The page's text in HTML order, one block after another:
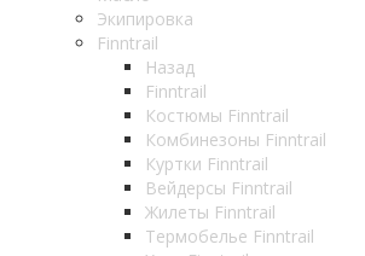
Экипировка
Finntrail
Назад
Finntrail
Костюмы Finntrail
Комбинезоны Finntrail
Куртки Finntrail
Вейдерсы Finntrail
Жилеты Finntrail
Термобелье Finntrail